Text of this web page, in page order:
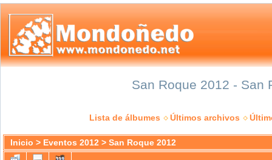
San Roque 2012 - San
Lista de álbumes Últimos archivos
Inicio > Eventos 2012 > San Roque 2012